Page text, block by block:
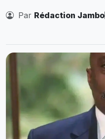
Par Rédaction Jambo